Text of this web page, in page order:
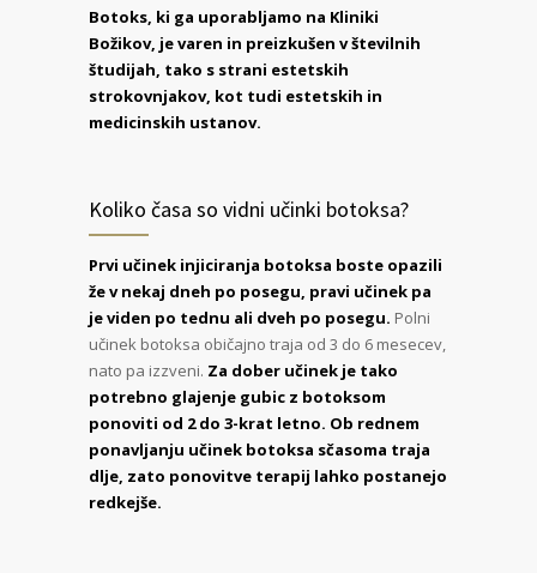
Botoks, ki ga uporabljamo na Kliniki
Božikov, je varen in preizkušen v številnih
študijah, tako s strani estetskih
strokovnjakov, kot tudi estetskih in
medicinskih ustanov.
Koliko časa so vidni učinki botoksa?
Prvi učinek injiciranja botoksa boste opazili
že v nekaj dneh po posegu, pravi učinek pa
je viden po tednu ali dveh po posegu. Polni
učinek botoksa običajno traja od 3 do 6 mesecev,
nato pa izzveni. Za dober učinek je tako
potrebno glajenje gubic z botoksom
ponoviti od 2 do 3-krat letno. Ob rednem
ponavljanju učinek botoksa sčasoma traja
dlje, zato ponovitve terapij lahko postanejo
redkejše.